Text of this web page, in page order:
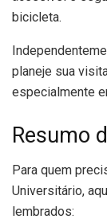
bicicleta.
planeje sua
especialmente
Resumo
Para quem
Universitário,
lembrados: